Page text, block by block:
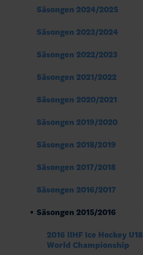
Säsongen 2024/2025
Säsongen 2023/2024
Säsongen 2022/2023
Säsongen 2021/2022
Säsongen 2020/2021
Säsongen 2019/2020
Säsongen 2018/2019
Säsongen 2017/2018
Säsongen 2016/2017
Säsongen 2015/2016
2016 IIHF Ice Hockey U18
World Championship